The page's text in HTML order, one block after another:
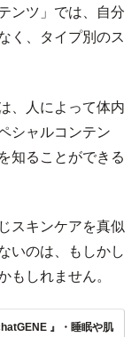
ンツ」では、自分
く、タイプ別のス
、人によって体内
シャルコンテン
知ることができる
スキンケアを真似
いのは、もしかし
もしれません。
』・睡眠や肌